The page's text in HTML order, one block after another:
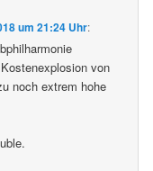
um 21:24 Uhr:
von
noch extrem hohe